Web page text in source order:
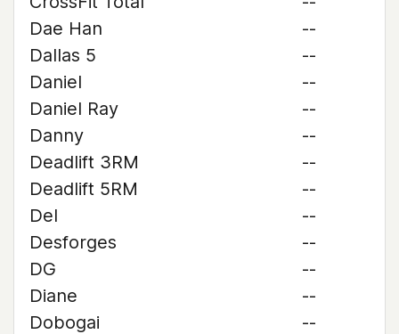
Dae Han
--
Dallas 5
--
Daniel
--
Daniel Ray
--
Danny
--
Deadlift 3RM
--
Deadlift 5RM
--
Del
--
Desforges
--
DG
--
Diane
--
Dobogai
--